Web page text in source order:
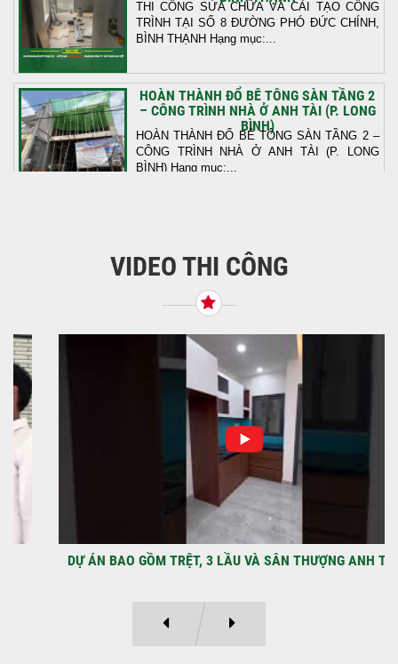
THI CÔNG SỬA CHỮA VÀ CẢI TẠO CÔNG
TRÌNH TẠI SỐ 8 ĐƯỜNG PHÓ ĐỨC CHÍNH,
BÌNH THẠNH Hạng mục:...
HOÀN THÀNH ĐỔ BÊ TÔNG SÀN TẦNG 2
– CÔNG TRÌNH NHÀ Ở ANH TÀI (P. LONG
BÌNH)
HOÀN THÀNH ĐỔ BÊ TÔNG SÀN TẦNG 2 –
CÔNG TRÌNH NHÀ Ở ANH TÀI (P. LONG
BÌNH) Hạng mục:...
Tiếp nối sự tin tưởng từ quý khách hàng, vừa
qua Công Ty TNHH Thiết Kế Xây Dựng Sao
NHẬN CHÌA KHÓA – TRAO TỔ ẤM MỚI
TẠI PHƯỜNG AN LẠC
Địa điểm: Đường Lâm Hoành, phường An
LạcGia chủ: Anh Kỳ Xây Dựng Sao Việt chính
thức hoàn tất và...
VIDEO THI CÔNG
DỰ ÁN BAO GỒM TRỆT, 3 LẦU VÀ SÂN THƯỢNG ANH THANH